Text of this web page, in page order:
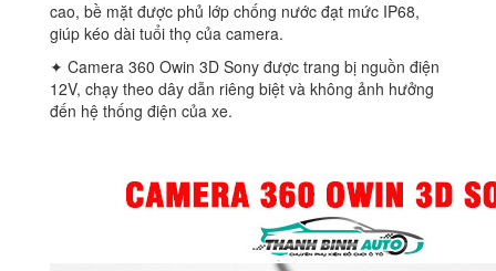
cao, bề mặt được phủ lớp chống nước đạt mức IP68,
giúp kéo dài tuổi thọ của camera.
✦ Camera 360 Owin 3D Sony được trang bị nguồn điện
12V, chạy theo dây dẫn riêng biệt và không ảnh hưởng
đến hệ thống điện của xe.